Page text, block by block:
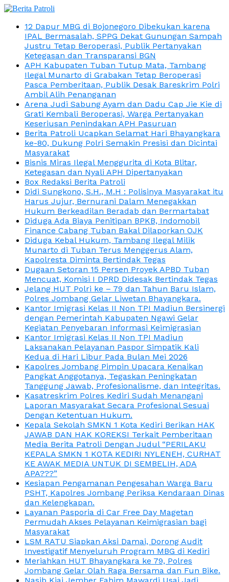
12 Dapur MBG di Bojonegoro Dibekukan karena
IPAL Bermasalah, SPPG Dekat Gunungan Sampah
Justru Tetap Beroperasi, Publik Pertanyakan
Ketegasan dan Transparansi BGN
APH Kabupaten Tuban Tutup Mata, Tambang
Ilegal Munarto di Grabakan Tetap Beroperasi
Pasca Pemberitaan, Publik Desak Bareskrim Polri
Ambil Alih Penanganan
Arena Judi Sabung Ayam dan Dadu Cap Jie Kie di
Grati Kembali Beroperasi, Warga Pertanyakan
Keseriusan Penindakan APH Pasuruan
Berita Patroli Ucapkan Selamat Hari Bhayangkara
ke-80, Dukung Polri Semakin Presisi dan Dicintai
Masyarakat
Bisnis Miras Ilegal Menggurita di Kota Blitar,
Ketegasan dan Nyali APH Dipertanyakan
Box Redaksi Berita Patroli
Didi Sungkono, S.H., M.H : Polisinya Masyarakat itu
Harus Jujur, Bernurani Dalam Menegakkan
Hukum Berkeadilan Beradab dan Bermartabat
Diduga Ada Biaya Penitipan BPKB, Indomobil
Finance Cabang Tuban Bakal Dilaporkan OJK
Diduga Kebal Hukum, Tambang Ilegal Milik
Munarto di Tuban Terus Menggerus Alam,
Kapolresta Diminta Bertindak Tegas
Dugaan Setoran 15 Persen Proyek APBD Tuban
Mencuat, Komisi I DPRD Didesak Bertindak Tegas
Jelang HUT Polri ke – 79 dan Tahun Baru Islam,
Polres Jombang Gelar Liwetan Bhayangkara.
Kantor Imigrasi Kelas II Non TPI Madiun Bersinergi
dengan Pemerintah Kabupaten Ngawi Gelar
Kegiatan Penyebaran Informasi Keimigrasian
Kantor Imigrasi Kelas II Non TPI Madiun
Laksanakan Pelayanan Paspor Simpatik Kali
Kedua di Hari Libur Pada Bulan Mei 2026
Kapolres Jombang Pimpin Upacara Kenaikan
Pangkat Anggotanya, Tegaskan Peningkatan
Tanggung Jawab, Profesionalisme, dan Integritas.
Kasatreskrim Polres Kediri Sudah Menangani
Laporan Masyarakat Secara Profesional Sesuai
Dengan Ketentuan Hukum.
Kepala Sekolah SMKN 1 Kota Kediri Berikan HAK
JAWAB DAN HAK KOREKSI Terkait Pemberitaan
Media Berita Patroli Dengan Judul “PERILAKU
KEPALA SMKN 1 KOTA KEDIRI NYLENEH, CURHAT
KE AWAK MEDIA UNTUK DI SEMBELIH, ADA
APA???”
Kesiapan Pengamanan Pengesahan Warga Baru
PSHT, Kapolres Jombang Periksa Kendaraan Dinas
dan Kelengkapan.
Layanan Pasporia di Car Free Day Magetan
Permudah Akses Pelayanan Keimigrasian bagi
Masyarakat
LSM RATU Siapkan Aksi Damai, Dorong Audit
Investigatif Menyeluruh Program MBG di Kediri
Meriahkan HUT Bhayangkara ke 79, Polres
Jombang Gelar Olah Raga Bersama dan Fun Bike.